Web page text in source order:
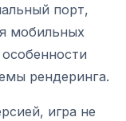
порт,
мобильных
рендеринга.
игра не